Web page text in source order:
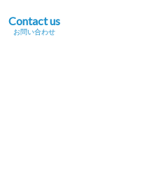
Contact us
お問い合わせ